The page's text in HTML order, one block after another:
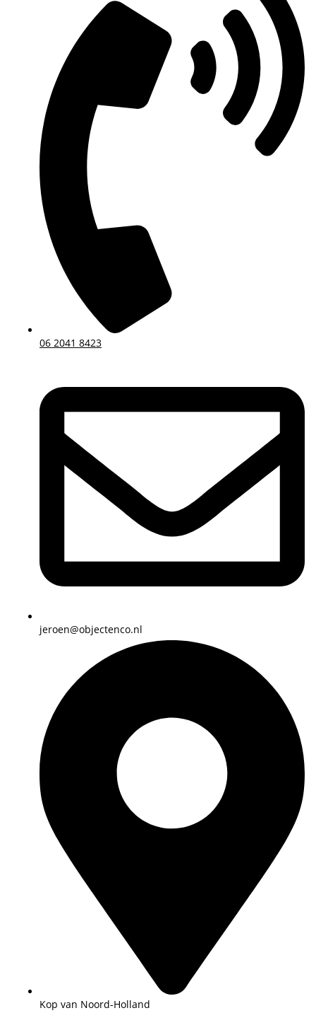
06 2041 8423
jeroen@objectenco.nl
Kop van Noord-Holland